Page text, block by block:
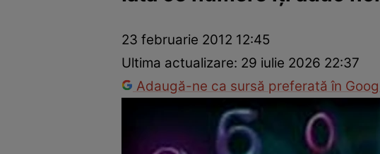
Dezvoltare personalăÎngrijire personalăCasă și grădină
23 februarie 2012 12:45
Ultima actualizare: 29 iulie 2026 22:37
Adaugă-ne ca sursă preferată în